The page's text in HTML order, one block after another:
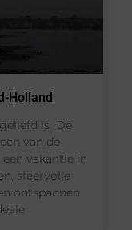
Holland
is De
van de
vakantie in
sfeervolle
ontspannen